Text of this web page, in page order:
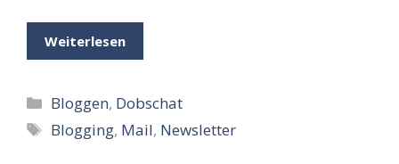
Weiterlesen
Kategorien
Bloggen, Dobschat
Schlagwörter
Blogging, Mail, Newsletter